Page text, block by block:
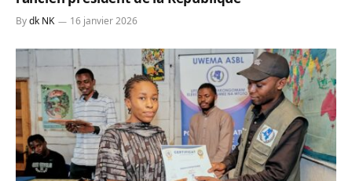
Bydk NK 16 janvier 2026